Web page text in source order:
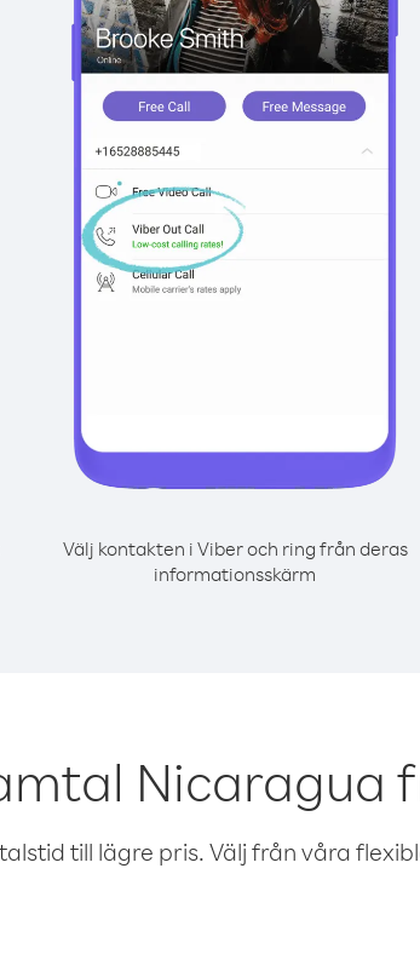
Välj kontakten i Viber och ring från deras
informationsskärm
Nicaragua
till lägre pris. Välj från våra